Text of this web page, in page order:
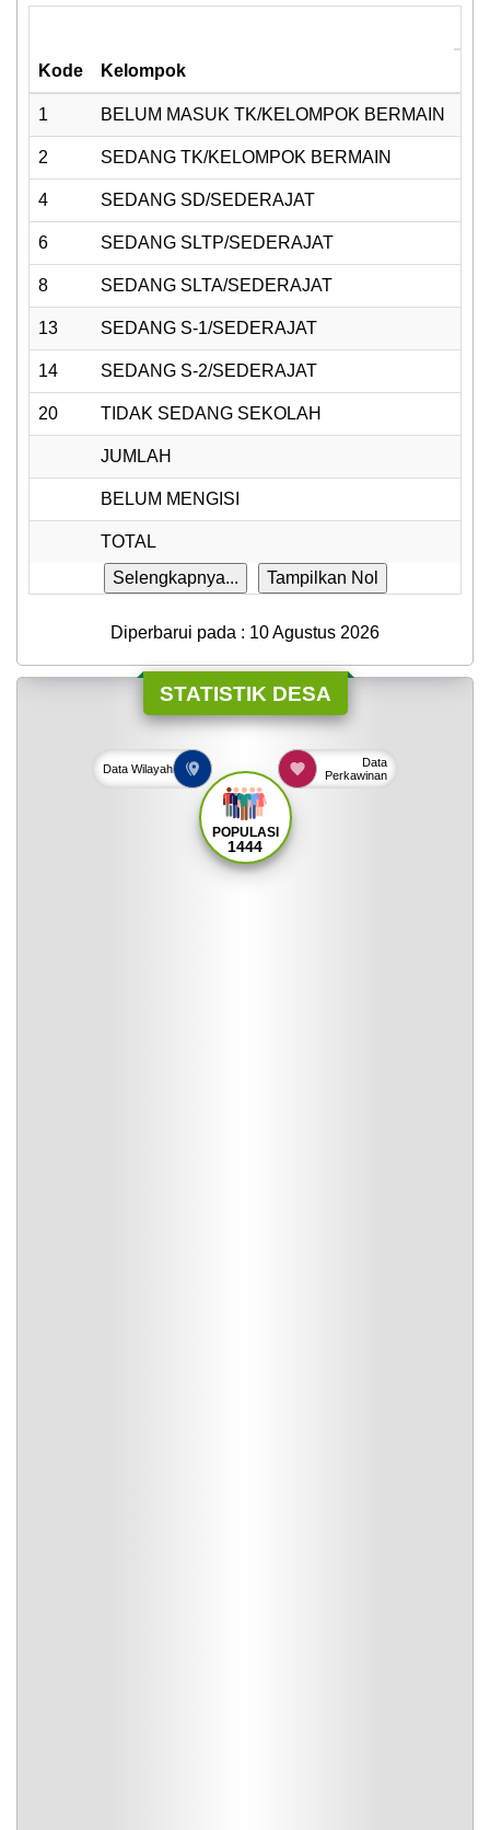
Kode Kelompok
1 BELUM MASUK TK/KELOMPOK BERMAIN
2 SEDANG TK/KELOMPOK BERMAIN
4 SEDANG SD/SEDERAJAT
6 SEDANG SLTP/SEDERAJAT
8 SEDANG SLTA/SEDERAJAT
13 SEDANG S-1/SEDERAJAT
14 SEDANG S-2/SEDERAJAT
20 TIDAK SEDANG SEKOLAH
JUMLAH
BELUM MENGISI
TOTAL
Selengkapnya...
Tampilkan Nol
Diperbarui pada : 10 Agustus 2026
STATISTIK DESA
POPULASI
1444
Data Wilayah
Data
Perkawinan